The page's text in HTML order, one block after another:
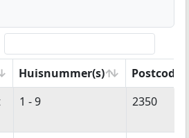
Huisnummer(s)
Huisnummer(s)
1 - 9 2350